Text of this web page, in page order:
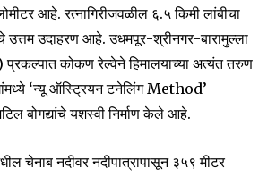
आहे. रत्नागिरीजवळील ६.५ किमी लांबीचा
उत्तम उदाहरण आहे. उधमपूर-श्रीनगर-बारामुल्ला
कोकण रेल्वेने हिमालयाच्या अत्यंत तरुण
‘न्यू ऑस्ट्रियन टनेलिंग Method’
बोगद्यांचे यशस्वी निर्माण केले आहे.
चेनाब नदीवर नदीपात्रापासून ३५९ मीटर